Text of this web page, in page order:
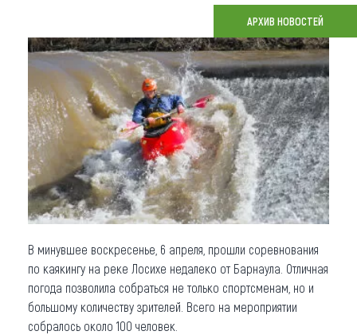
О регионе
Коллекция впечатлений
Другие рубрики
АРХИВ НОВОСТЕЙ
В минувшее воскресенье, 6 апреля, прошли соревнования
по каякингу на реке Лосихе недалеко от Барнаула. Отличная
погода позволила собраться не только спортсменам, но и
большому количеству зрителей. Всего на мероприятии
собралось около 100 человек.